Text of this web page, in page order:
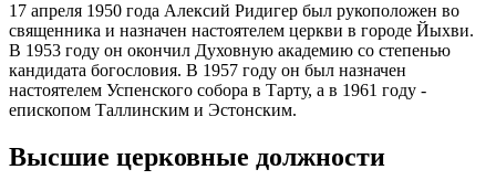
17 апреля 1950 года Алексий Ридигер был рукоположен во
священника и назначен настоятелем церкви в городе Йыхви.
В 1953 году он окончил Духовную академию со степенью
кандидата богословия. В 1957 году он был назначен
настоятелем Успенского собора в Тарту, а в 1961 году -
епископом Таллинским и Эстонским.
Высшие церковные должности